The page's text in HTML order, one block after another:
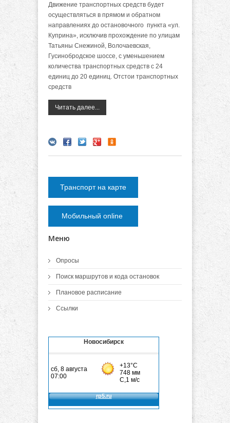
Движение транспортных средств будет
осуществляться в прямом и обратном
направлениях до остановочного пункта «ул.
Куприна», исключив прохождение по улицам
Татьяны Снежиной, Волочаевская,
Гусинобродское шоссе, с уменьшением
количества транспортных средств с 24
единиц до 20 единиц. Отстои транспортных
средств
Читать далее...
Транспорт на карте
Мобильный online
Меню
Опросы
Поиск маршрутов и кода остановок
Плановое расписание
Ссылки
Новосибирск